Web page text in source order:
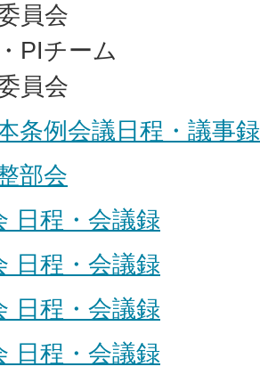
員会
PIチーム
員会
条例会議日程・議事録
部会
日程・会議録
日程・会議録
日程・会議録
日程・会議録